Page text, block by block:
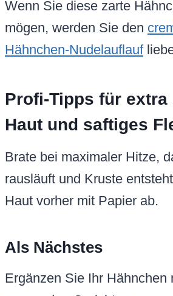
Wenn Sie diese zarte
mögen, werden Sie den
Hähnchen-Nudelauflauf
Profi-Tipps für
Haut und saftiges
Brate bei maximaler Hitze,
rausläuft und Kruste
Haut vorher mit Papier ab.
Als Nächstes
Ergänzen Sie Ihr Hähnchen